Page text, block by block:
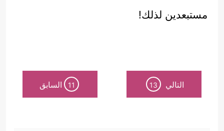
مستبعدين لذلك!
التالي 13
11 السابق